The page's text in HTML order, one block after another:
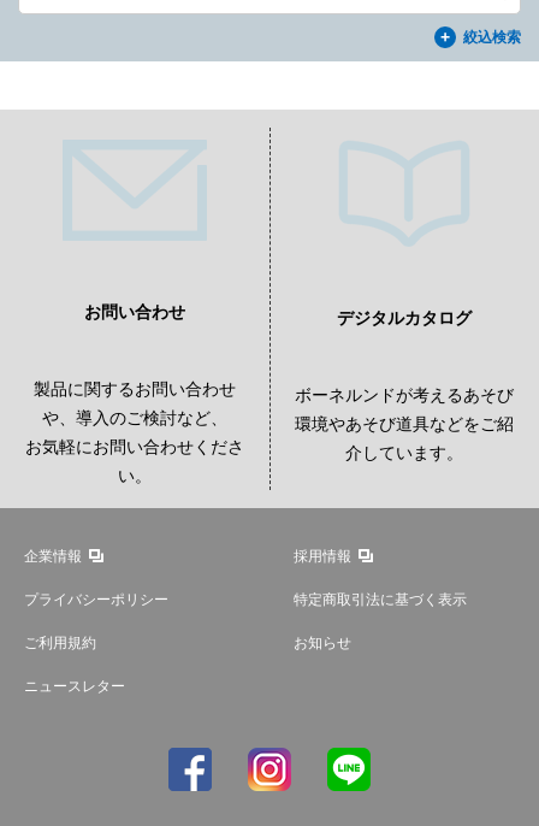
絞込検索
お問い合わせ
製品に関するお問い合わせ
や、導入のご検討など、
お気軽にお問い合わせくださ
い。
デジタルカタログ
ボーネルンドが考えるあそび
環境やあそび道具などをご紹
介しています。
企業情報 採用情報
プライバシーポリシー 特定商取引法に基づく表示
ご利用規約 お知らせ
ニュースレター